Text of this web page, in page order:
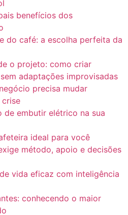
benefícios dos
do café: a escolha perfeita da
o projeto: como criar
adaptações improvisadas
precisa mudar
crise
de embutir elétrico na sua
ideal para você
método, apoio e decisões
vida eficaz com inteligência
conhecendo o maior